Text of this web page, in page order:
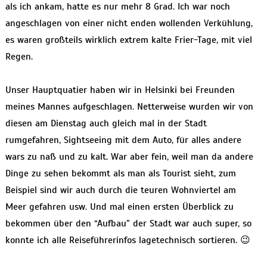
als ich ankam, hatte es nur mehr 8 Grad. Ich war noch
angeschlagen von einer nicht enden wollenden Verkühlung,
es waren großteils wirklich extrem kalte Frier-Tage, mit viel
Regen.
Unser Hauptquatier haben wir in Helsinki bei Freunden
meines Mannes aufgeschlagen. Netterweise wurden wir von
diesen am Dienstag auch gleich mal in der Stadt
rumgefahren, Sightseeing mit dem Auto, für alles andere
wars zu naß und zu kalt. War aber fein, weil man da andere
Dinge zu sehen bekommt als man als Tourist sieht, zum
Beispiel sind wir auch durch die teuren Wohnviertel am
Meer gefahren usw. Und mal einen ersten Überblick zu
bekommen über den “Aufbau” der Stadt war auch super, so
konnte ich alle Reiseführerinfos lagetechnisch sortieren. 😉